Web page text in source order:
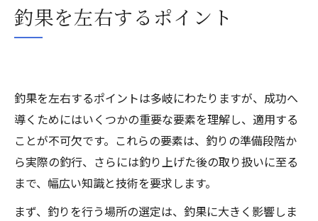
釣果を左右するポイント
釣果を左右するポイントは多岐にわたりますが、成功へ
導くためにはいくつかの重要な要素を理解し、適用する
ことが不可欠です。これらの要素は、釣りの準備段階か
ら実際の釣行、さらには釣り上げた後の取り扱いに至る
まで、幅広い知識と技術を要求します。
まず、釣りを行う場所の選定は、釣果に大きく影響しま